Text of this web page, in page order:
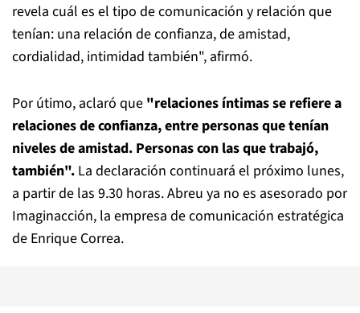
revela cuál es el tipo de comunicación y relación que
tenían: una relación de confianza, de amistad,
cordialidad, intimidad también", afirmó.
Por útimo, aclaró que "relaciones íntimas se refiere a
relaciones de confianza, entre personas que tenían
niveles de amistad. Personas con las que trabajó,
también". La declaración continuará el próximo lunes,
a partir de las 9.30 horas. Abreu ya no es asesorado por
Imaginacción, la empresa de comunicación estratégica
de Enrique Correa.